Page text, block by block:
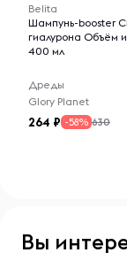
Belita
Шампунь-booster
гиалурона Объём и
400 мл
Дреды
Glory Planet
264 -58% 630
Вы